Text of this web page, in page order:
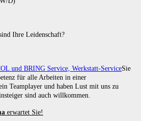
Ihre Leidenschaft?
Sie
für alle Arbeiten in einer
Teamplayer und haben Lust mit uns zu
sind auch willkommen.
erwartet Sie!